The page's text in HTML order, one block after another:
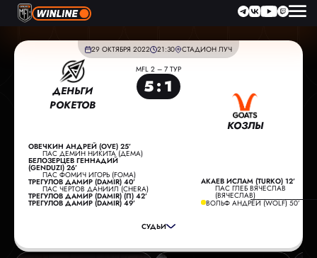
29 ОКТЯБРЯ 2022 21:30 СТАДИОН ЛУЧ
ДЕНЬГИ
РОКЕТОВ
ОВЕЧКИН АНДРЕЙ (OVE) 25’
ПАС ДЕМИН НИКИТА (ДЕМА)
БЕЛОЗЕРЦЕВ ГЕННАДИЙ
(GENDUZI) 26’
ПАС ФОМИЧ ИГОРЬ (FOMA)
ТРЕГУЛОВ ДАМИР (DAMIR) 40’
ПАС ЧЕРТОВ ДАНИИЛ (CHERA)
ТРЕГУЛОВ ДАМИР (DAMIR) (П) 42’
ТРЕГУЛОВ ДАМИР (DAMIR) 49’
MFL 2 – 7 ТУР
5: 1
СУДЬИ
АКАЕВ ИСЛАМ (TURKO) 12’
ПАС ГЛЕБ ВЯЧЕСЛАВ
(ВЯЧЕСЛАВ)
ВОЛЬФ АНДРЕЙ (WOLF) 50’
КОЗЛЫ
ГЛАВНЫЙ СУДЬЯ:
ЗОБОВ МАКСИМ
ПОМОЩНИК СУДЬИ:
ЗОБОВА НИНА
РЕЗЕРВНЫЙ СУДЬЯ:ПУПЫКИН ИВАН